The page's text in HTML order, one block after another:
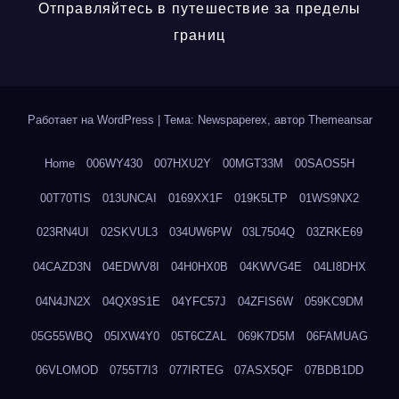
Отправляйтесь в путешествие за пределы
границ
Работает на WordPress Тема: Newspaperex, автор Themeansar
Home 006WY430 007HXU2Y 00MGT33M 00SAOS5H
00T70TIS 013UNCAI 0169XX1F 019K5LTP 01WS9NX2
023RN4UI 02SKVUL3 034UW6PW 03L7504Q 03ZRKE69
04CAZD3N 04EDWV8I 04H0HX0B 04KWVG4E 04LI8DHX
04N4JN2X 04QX9S1E 04YFC57J 04ZFIS6W 059KC9DM
05G55WBQ 05IXW4Y0 05T6CZAL 069K7D5M 06FAMUAG
06VLOMOD 0755T7I3 077IRTEG 07ASX5QF 07BDB1DD